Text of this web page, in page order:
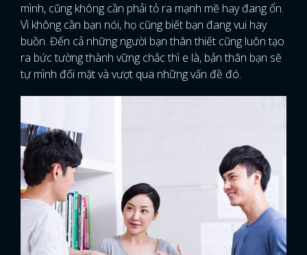
mình, cũng không cần phải tỏ ra mạnh mẽ hay đang ổn.
Vì không cần bạn nói, họ cũng biết bạn đang vui hay
buồn. Đến cả những người bạn thân thiết cũng luôn tạo
ra bức tường thành vững chắc thì e là, bản thân bạn sẽ
tự mình đối mặt và vượt qua những vấn đề đó.